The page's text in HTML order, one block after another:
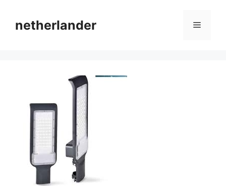
contentnetherlander Menu